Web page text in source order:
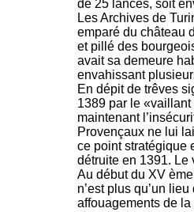
de 25 lances, soit
Les Archives de
emparé du château
et pillé des
avait sa demeure
envahissant
En dépit de trêves
1389 par le
maintenant
Provençaux ne lui
ce point stratégique
détruite en 1391. Le
Au début du XV
n’est plus qu’un
affouagements de